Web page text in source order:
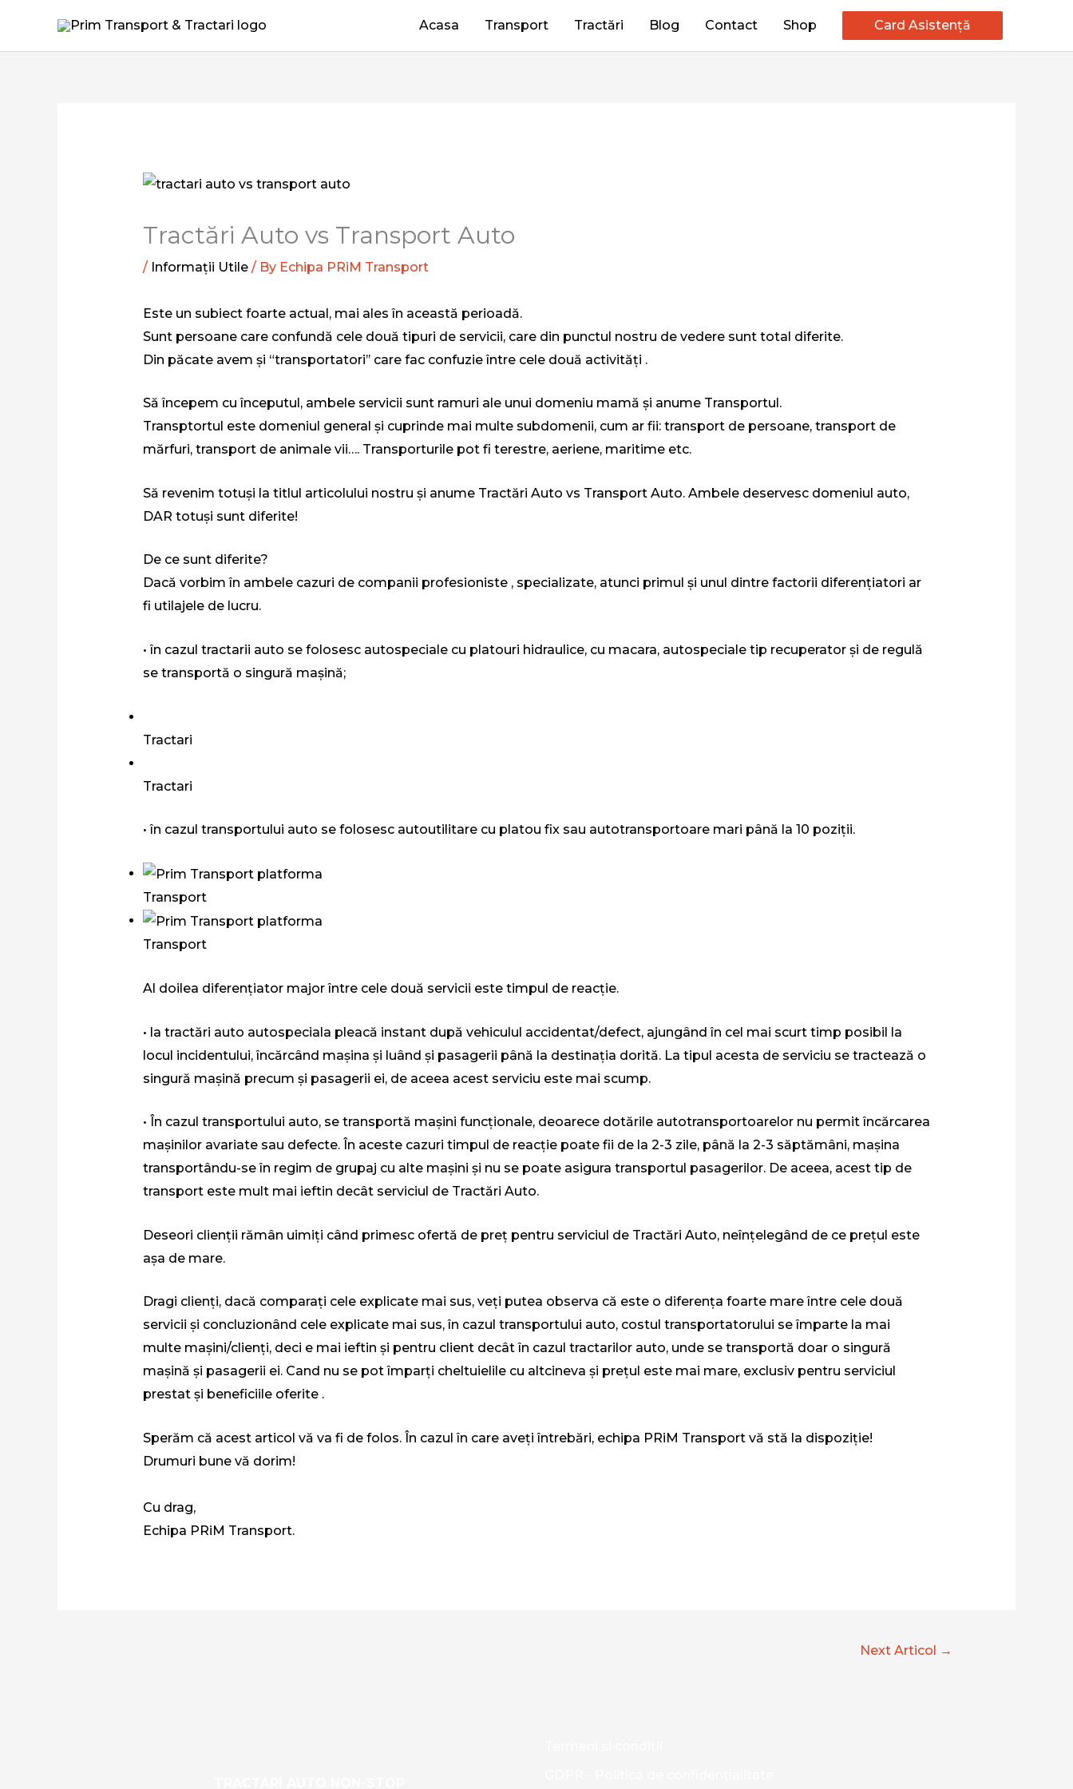
Acasa Transport Tractări Blog Contact Shop Card Asistență
Tractări Auto vs Transport Auto
/ Informații Utile/ By Echipa PRiM Transport
Este un subiect foarte actual, mai ales în această perioadă.
Sunt persoane care confundă cele două tipuri de servicii, care din punctul nostru de vedere sunt total diferite.
Din păcate avem și “transportatori’’ care fac confuzie între cele două activități .
Să începem cu începutul, ambele servicii sunt ramuri ale unui domeniu mamă și anume Transportul.
Transptortul este domeniul general și cuprinde mai multe subdomenii, cum ar fii: transport de persoane, transport de
mărfuri, transport de animale vii…. Transporturile pot fi terestre, aeriene, maritime etc.
Să revenim totuși la titlul articolului nostru și anume Tractări Auto vs Transport Auto. Ambele deservesc domeniul auto,
DAR totuși sunt diferite!
De ce sunt diferite?
Dacă vorbim în ambele cazuri de companii profesioniste , specializate, atunci primul și unul dintre factorii diferențiatori ar
fi utilajele de lucru.
• în cazul tractarii auto se folosesc autospeciale cu platouri hidraulice, cu macara, autospeciale tip recuperator și de regulă
se transportă o singură mașină;
Tractari
Tractari
• în cazul transportului auto se folosesc autoutilitare cu platou fix sau autotransportoare mari până la 10 poziții.
Transport
Transport
Al doilea diferențiator major între cele două servicii este timpul de reacție.
• la tractări auto autospeciala pleacă instant după vehiculul accidentat/defect, ajungând în cel mai scurt timp posibil la
locul incidentului, încărcând mașina și luând și pasagerii până la destinația dorită. La tipul acesta de serviciu se tractează o
singură mașină precum și pasagerii ei, de aceea acest serviciu este mai scump.
• În cazul transportului auto, se transportă mașini funcționale, deoarece dotările autotransportoarelor nu permit încărcarea
mașinilor avariate sau defecte. În aceste cazuri timpul de reacție poate fii de la 2-3 zile, până la 2-3 săptămâni, mașina
transportându-se în regim de grupaj cu alte mașini și nu se poate asigura transportul pasagerilor. De aceea, acest tip de
transport este mult mai ieftin decât serviciul de Tractări Auto.
Deseori clienții rămân uimiți când primesc ofertă de preț pentru serviciul de Tractări Auto, neînțelegând de ce prețul este
așa de mare.
Dragi clienți, dacă comparați cele explicate mai sus, veți putea observa că este o diferența foarte mare între cele două
servicii și concluzionând cele explicate mai sus, în cazul transportului auto, costul transportatorului se împarte la mai
multe mașini/clienți, deci e mai ieftin și pentru client decât în cazul tractarilor auto, unde se transportă doar o singură
mașină și pasagerii ei. Cand nu se pot împarți cheltuielile cu altcineva și prețul este mai mare, exclusiv pentru serviciul
prestat și beneficiile oferite .
Sperăm că acest articol vă va fi de folos. În cazul în care aveți întrebări, echipa PRiM Transport vă stă la dispoziție!
Drumuri bune vă dorim!
Cu drag,
Echipa PRiM Transport.
Next Articol →